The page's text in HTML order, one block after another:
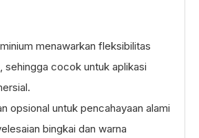
menawarkan fleksibilitas
sehingga cocok untuk aplikasi
opsional untuk pencahayaan alami
bingkai dan warna